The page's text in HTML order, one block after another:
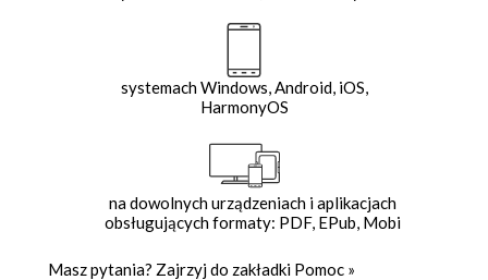
systemach Windows, Android, iOS,
HarmonyOS
na dowolnych urządzeniach i aplikacjach
obsługujących formaty: PDF, EPub, Mobi
Masz pytania? Zajrzyj do zakładki Pomoc »